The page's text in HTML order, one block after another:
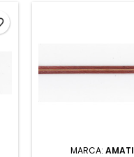
MARCA:AMATI